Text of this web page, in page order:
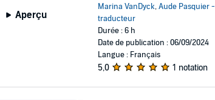
Aperçu
Marina VanDyck,Aude Pasquier -
traducteur
Durée : 6 h
Date de publication : 06/09/2024
Langue : Français
5,0 1 notation